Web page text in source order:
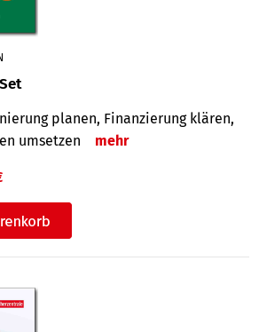
planen, Finanzierung klären,
umsetzen
mehr